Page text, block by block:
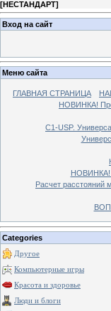
[НЕСТАНДАРТ]
Вход на сайт
Меню сайта
ГЛАВНАЯ СТРАНИЦА
НОВИНКА!
С1-USP.
НОВИНКА!
Расчет расстояний
Categories
Другое
Компьютерные игры
Красота и здоровье
Люди и блоги